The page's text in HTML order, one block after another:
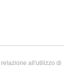
all'utilizzo di